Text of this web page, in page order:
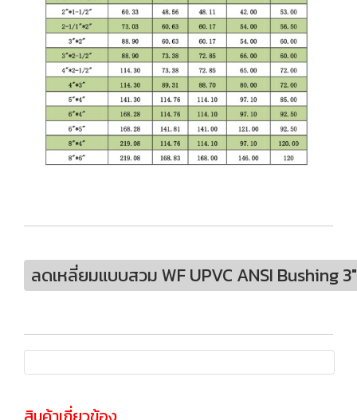
ลดเหลี่ยมแบบสวม WF UPVC ANSI Bushing